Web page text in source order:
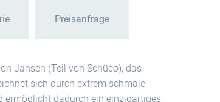
Preisanfrage
Jansen (Teil von Schüco), das
sich durch extrem schmale
dadurch ein einzigartiges,